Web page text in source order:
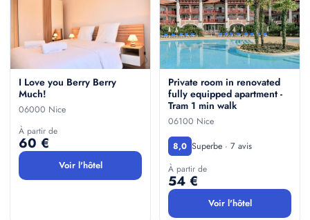
I Love you Berry Berry
Much!
06000 Nice
À partir de
60 €
Voir l'hôtel
Private room in renovated
fully equipped apartment -
Tram 1 min walk
06100 Nice
8,0 Superbe · 7 avis
À partir de
54 €
Voir l'hôtel